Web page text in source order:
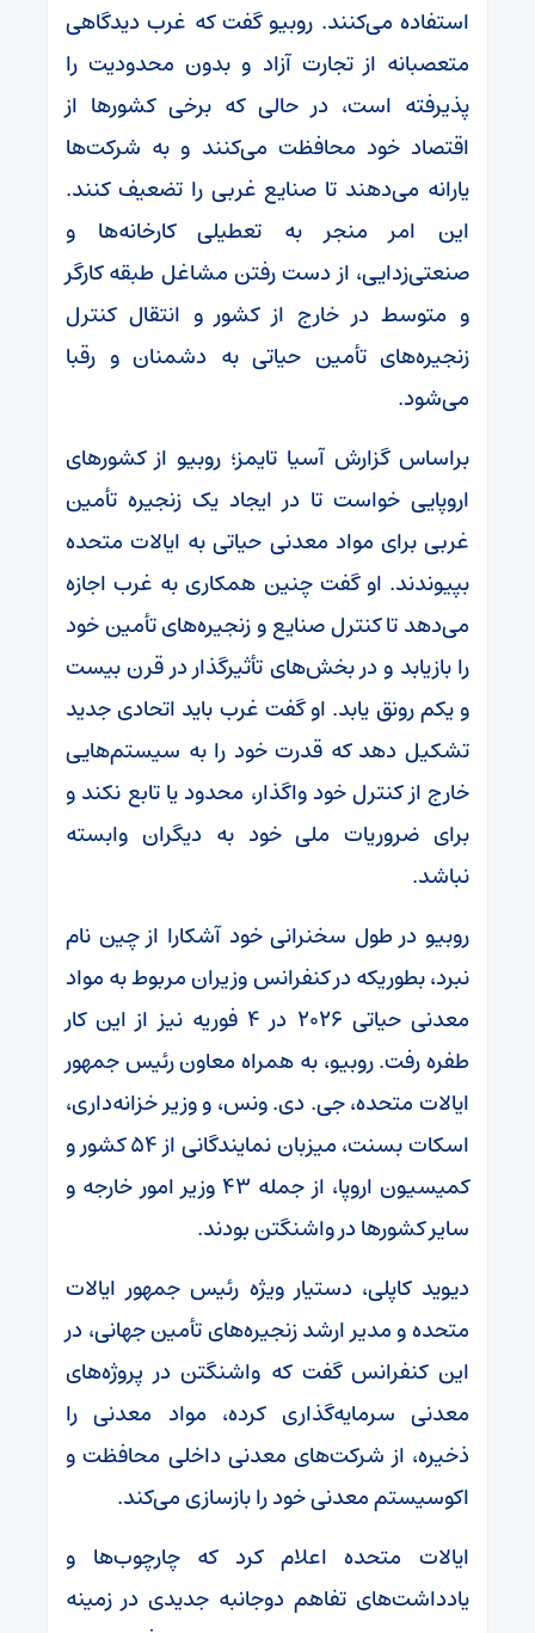
استفاده می‌کنند. روبیو گفت که غرب دیدگاهی
متعصبانه از تجارت آزاد و بدون محدودیت را
پذیرفته است، در حالی که برخی کشورها از
اقتصاد خود محافظت می‌کنند و به شرکت‌ها
یارانه می‌دهند تا صنایع غربی را تضعیف کنند.
این امر منجر به تعطیلی کارخانه‌ها و
صنعتی‌زدایی، از دست رفتن مشاغل طبقه کارگر
و متوسط در خارج از کشور و انتقال کنترل
زنجیره‌های تأمین حیاتی به دشمنان و رقبا
می‌شود.
براساس گزارش آسیا تایمز؛ روبیو از کشورهای
اروپایی خواست تا در ایجاد یک زنجیره تأمین
غربی برای مواد معدنی حیاتی به ایالات متحده
بپیوندند. او گفت چنین همکاری به غرب اجازه
می‌دهد تا کنترل صنایع و زنجیره‌های تأمین خود
را بازیابد و در بخش‌های تأثیرگذار در قرن بیست
و یکم رونق یابد. او گفت غرب باید اتحادی جدید
تشکیل دهد که قدرت خود را به سیستم‌هایی
خارج از کنترل خود واگذار، محدود یا تابع نکند و
برای ضروریات ملی خود به دیگران وابسته
نباشد.
روبیو در طول سخنرانی خود آشکارا از چین نام
نبرد، بطوریکه در کنفرانس وزیران مربوط به مواد
معدنی حیاتی ۲۰۲۶ در ۴ فوریه نیز از این کار
طفره رفت. روبیو، به همراه معاون رئیس جمهور
ایالات متحده، جی. دی. ونس، و وزیر خزانه‌داری،
اسکات بسنت، میزبان نمایندگانی از ۵۴ کشور و
کمیسیون اروپا، از جمله ۴۳ وزیر امور خارجه و
سایر کشورها در واشنگتن بودند.
دیوید کاپلی، دستیار ویژه رئیس جمهور ایالات
متحده و مدیر ارشد زنجیره‌های تأمین جهانی، در
این کنفرانس گفت که واشنگتن در پروژه‌های
معدنی سرمایه‌گذاری کرده، مواد معدنی را
ذخیره، از شرکت‌های معدنی داخلی محافظت و
اکوسیستم معدنی خود را بازسازی می‌کند.
ایالات متحده اعلام کرد که چارچوب‌ها و
یادداشت‌های تفاهم دوجانبه جدیدی در زمینه